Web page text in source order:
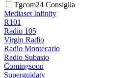
Tgcom24 Consiglia
Mediaset Infinity
R101
Radio 105
Virgin Radio
Radio Montecarlo
Radio Subasio
Comingsoon
Superguidatv